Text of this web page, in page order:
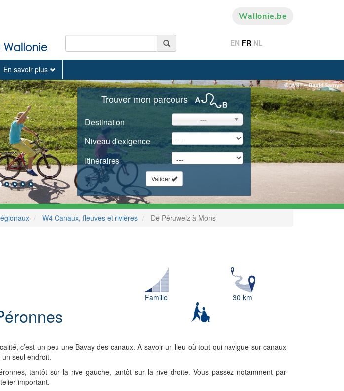
Wallonie.be
EN FR NL
En savoir plus
Trouver mon parcours
Destination ---
Niveau d'exigence
Itinéraires
Valider
W4 Canaux, fleuves et rivières De Péruwelz à Mons
Famille 30 km
c’est un peu une Bavay des canaux. A savoir un lieu où tout qui navigue sur canaux
seul endroit.
tantôt sur la rive gauche, tantôt sur la rive droite. Vous passez notamment par
important.